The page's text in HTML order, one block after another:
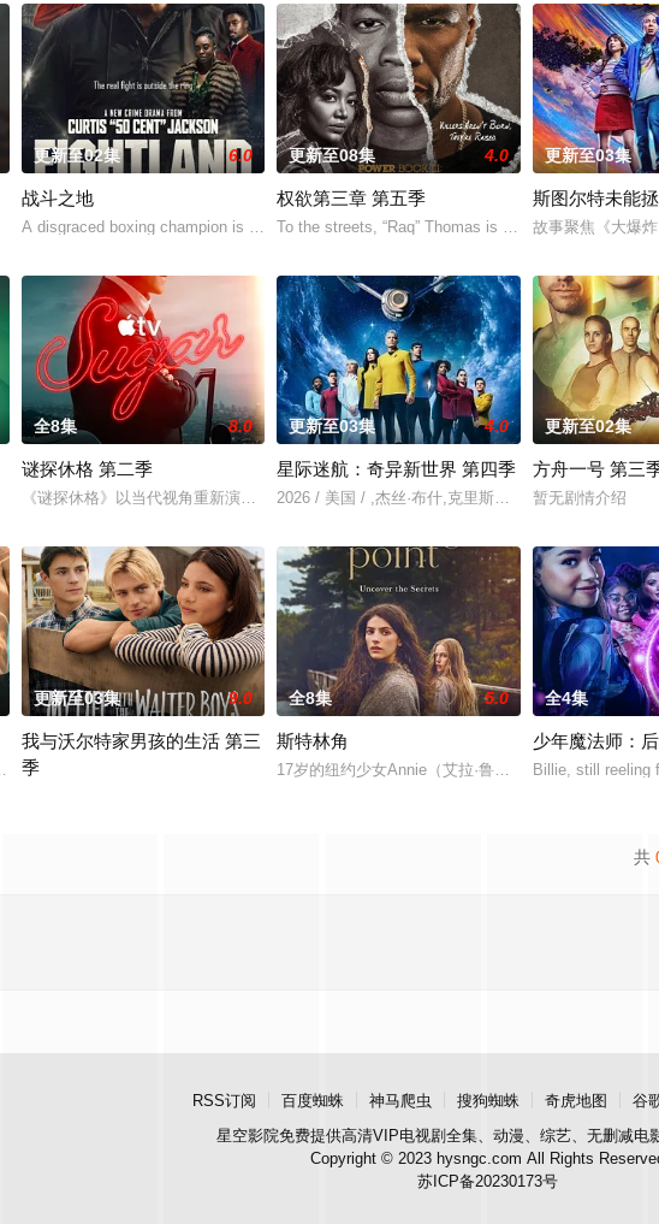
，她的丈夫和6岁的女儿在事故中死亡。这起事故的真正罪魁
更新至02集 6.0
战斗之地
A disgraced boxing champion is released fro
更新至08集 4.0
权欲第三章 第五季
To the streets, “Raq” Thomas is cold, hard
更新至03集
斯图尔特未能
故事聚焦《大爆
化”后幸存下来，但记忆却已丧失，而
全8集 8.0
谜探休格 第二季
《谜探休格》以当代视角重新演绎了文学、电影和电视史上最受欢迎且意义重大的题材之一，
更新至03集 4.0
星际迷航：奇异新世界 第四季
2026 / 美国 / ,杰丝·布什,克里斯蒂娜·钟,西莉亚·罗丝·古
更新至02集
方舟一号 第三
暂无剧情介绍
中生原本过住灿烂生活，直至一位神秘转校生出现。与
更新至03集 9.0
我与沃尔特家男孩的生活 第三
季
全8集 5.0
斯特林角
17岁的纽约少女Annie（艾拉·鲁宾 饰）和双胞胎哥哥
全4集
少年魔法师：
Billie, still reeling
共
RSS订阅 百度蜘蛛 神马爬虫 搜狗蜘蛛 奇虎地图 谷
星空影院免费提供高清VIP电视剧全集、动漫、综艺、无删减电
Copyright © 2023 hysngc.com All Rights
苏ICP备20230173号